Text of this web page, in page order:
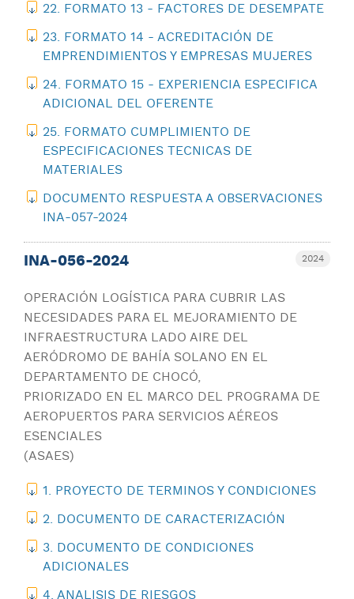
22. FORMATO 13 - FACTORES DE DESEMPATE
23. FORMATO 14 - ACREDITACIÓN DE
EMPRENDIMIENTOS Y EMPRESAS MUJERES
24. FORMATO 15 - EXPERIENCIA ESPECIFICA
ADICIONAL DEL OFERENTE
25. FORMATO CUMPLIMIENTO DE
ESPECIFICACIONES TECNICAS DE
MATERIALES
DOCUMENTO RESPUESTA A OBSERVACIONES
INA-057-2024
2024
INA-056-2024
OPERACIÓN LOGÍSTICA PARA CUBRIR LAS
NECESIDADES PARA EL MEJORAMIENTO DE
INFRAESTRUCTURA LADO AIRE DEL
AERÓDROMO DE BAHÍA SOLANO EN EL
DEPARTAMENTO DE CHOCÓ,
PRIORIZADO EN EL MARCO DEL PROGRAMA DE
AEROPUERTOS PARA SERVICIOS AÉREOS
ESENCIALES
(ASAES)
1. PROYECTO DE TERMINOS Y CONDICIONES
2. DOCUMENTO DE CARACTERIZACIÓN
3. DOCUMENTO DE CONDICIONES
ADICIONALES
4. ANALISIS DE RIESGOS